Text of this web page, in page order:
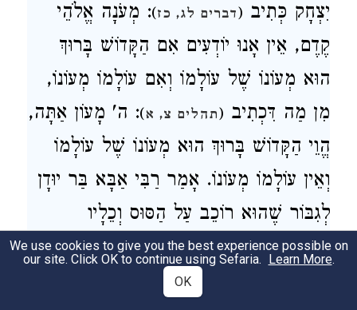
יִצְחָק כְּתִיב (דברים לג, כז): מְעֹנָה אֱלֹהֵי
קֶדֶם, אֵין אָנוּ יוֹדְעִים אִם הַקָּדוֹשׁ בָּרוּךְ
הוּא מְעוֹנוֹ שֶׁל עוֹלָמוֹ וְאִם עוֹלָמוֹ מְעוֹנוֹ,
מִן מַה דִּכְתִיב (תהלים צ, א): ה' מָעוֹן אַתָּה,
הֱוֵי הַקָּדוֹשׁ בָּרוּךְ הוּא מְעוֹנוֹ שֶׁל עוֹלָמוֹ
וְאֵין עוֹלָמוֹ מְעוֹנוֹ. אָמַר רַבִּי אַבָּא בַּר יוּדָן
לְגִבּוֹר שֶׁהוּא רוֹכֵב עַל הַסּוּס וְכֵלָיו
מְשֻׁפָּעִים אֵילָךְ וְאֵילָךְ, הַסּוּס טְפֵלָה לָרוֹכֵב
וְאֵין הָרוֹכֵב טְפֵלָה לַסּוּס, שֶׁנֶּאֱמַר
We use cookies to give you the best experience possible on
our site. Click OK to continue using Sefaria. Learn More.
OK